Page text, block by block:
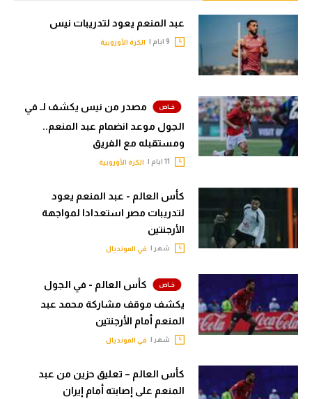
الوطن العربي
في المونديال
رياضة نسائية
آسيا
أمريكا
ركن الألعاب
أقسام خاصة
Gamers
ميركاتو
تحقيق في الجول
تقرير في الجول
تحليل في الجول
كويز في الجول
عبد المنعم يعود لتدريبات نيس
الكرة الأوروبية
مصدر من نيس يكشف لـ في
الجول موعد انضمام عبد المنعم..
ومستقبله مع الفريق
الكرة الأوروبية
كأس العالم - عبد المنعم يعود
لتدريبات مصر استعدادا لمواجهة
الأرجنتين
شهر | في المونديال
كأس العالم - في الجول
يكشف موقف مشاركة محمد عبد
المنعم أمام الأرجنتين
شهر | في المونديال
كأس العالم – تعليق حزين من عبد
المنعم على إصابته أمام إيران